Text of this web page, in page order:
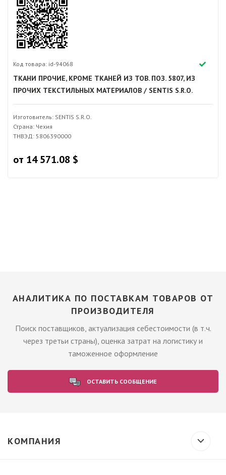
Код товара: id-94068
ТКАНИ ПРОЧИЕ, КРОМЕ ТКАНЕЙ ИЗ ТОВ. ПОЗ. 5807, ИЗ
ПРОЧИХ ТЕКСТИЛЬНЫХ МАТЕРИАЛОВ / SENTIS S.R.O.
Изготовитель: SENTIS S.R.O.
Страна: Чехия
ТНВЭД: 5806390000
от 14 571.08 $
АНАЛИТИКА ПО ПОСТАВКАМ ТОВАРОВ ОТ
ПРОИЗВОДИТЕЛЯ
Поиск поставщиков, актуализация себестоимости (в т.ч.
через третьи страны), оценка затрат на логистику и
таможенное оформление
ОСТАВИТЬ СООБЩЕНИЕ
КОМПАНИЯ